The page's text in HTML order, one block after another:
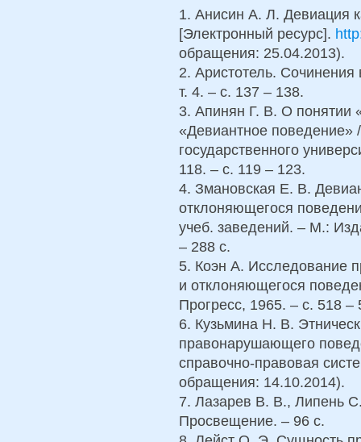
1. Анисин А. Л. Девиация
[Электронный ресурс].
обращения: 25.04.2013).
2. Аристотель.
т. 4. – с. 137 – 138.
3. Апинян Г. В. О понятии
«Девиантное поведение»
государственного
118. – с. 119 – 123.
4. Змановская Е. В.
отклоняющегося
учеб. заведений. – М.:
– 288 с.
5. Коэн А. Исследование
и отклоняющегося
Прогресс, 1965. – с. 518 –
6. Кузьмина Н. В.
правонарушающего
справочно-правовая
обращения: 14.10.2014).
7. Лазарев В. В., Липень
Просвещение. – 96 с.